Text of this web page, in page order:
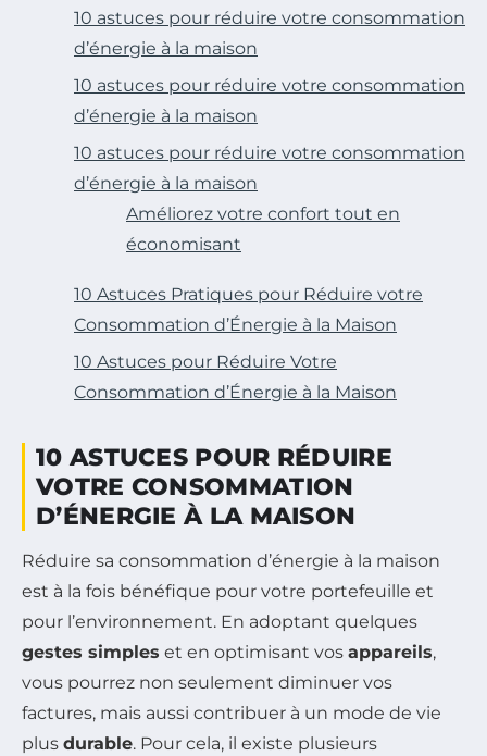
10 astuces pour réduire votre consommation
d’énergie à la maison
10 astuces pour réduire votre consommation
d’énergie à la maison
10 astuces pour réduire votre consommation
d’énergie à la maison
Améliorez votre confort tout en
économisant
10 Astuces Pratiques pour Réduire votre
Consommation d’Énergie à la Maison
10 Astuces pour Réduire Votre
Consommation d’Énergie à la Maison
10 ASTUCES POUR RÉDUIRE
VOTRE CONSOMMATION
D’ÉNERGIE À LA MAISON
Réduire sa consommation d’énergie à la maison
est à la fois bénéfique pour votre portefeuille et
pour l’environnement. En adoptant quelques
gestes simples et en optimisant vos appareils,
vous pourrez non seulement diminuer vos
factures, mais aussi contribuer à un mode de vie
plus durable. Pour cela, il existe plusieurs